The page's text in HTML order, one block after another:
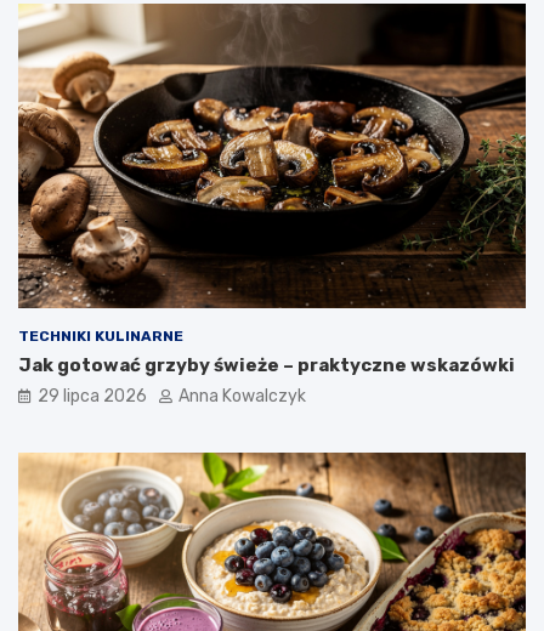
TECHNIKI KULINARNE
Jak gotować grzyby świeże – praktyczne wskazówki
29 lipca 2026 Anna Kowalczyk